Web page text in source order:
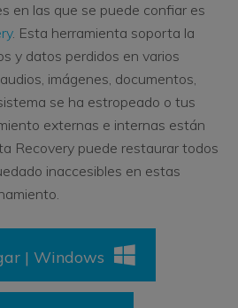
en las que se puede confiar es
. Esta herramienta soporta la
y datos perdidos en varios
imágenes, documentos,
se ha estropeado o tus
externas e internas están
Recovery puede restaurar todos
inaccesibles en estas
| Windows